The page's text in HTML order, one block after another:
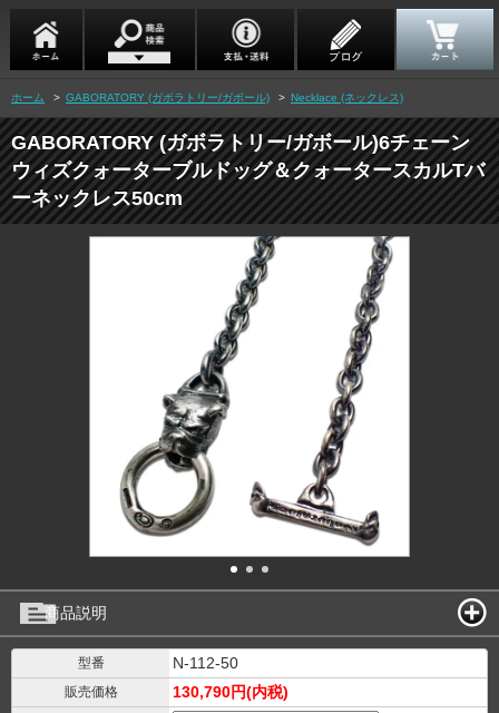
ホーム > GABORATORY (ガボラトリー/ガボール) > Necklace (ネックレス)
GABORATORY (ガボラトリー/ガボール)6チェーン
ウィズクォーターブルドッグ＆クォータースカルTバ
ーネックレス50cm
商品説明
型番 N-112-50
販売価格 130,790円(内税)